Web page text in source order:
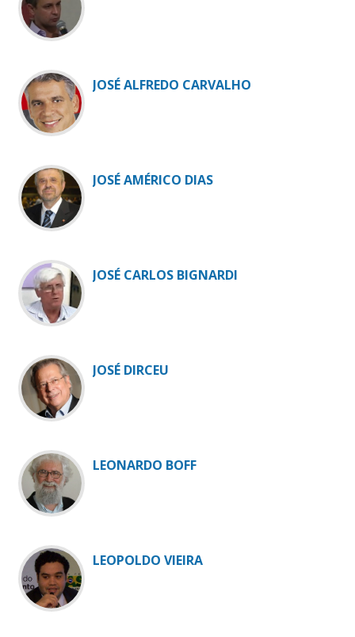
JOSÉ ALFREDO CARVALHO
JOSÉ AMÉRICO DIAS
JOSÉ CARLOS BIGNARDI
JOSÉ DIRCEU
LEONARDO BOFF
LEOPOLDO VIEIRA